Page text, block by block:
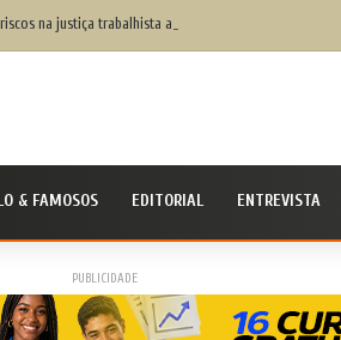
na justiça trabalhista ainda serão os mesmos
& FAMOSOS EDITORIAL ENTREVISTA
PUBLICIDADE